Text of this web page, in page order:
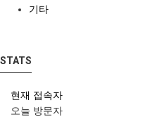
기타
STATS
현재 접속자
오늘 방문자